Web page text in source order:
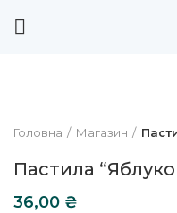
Головна Магазин
Пастила
36,00 ₴